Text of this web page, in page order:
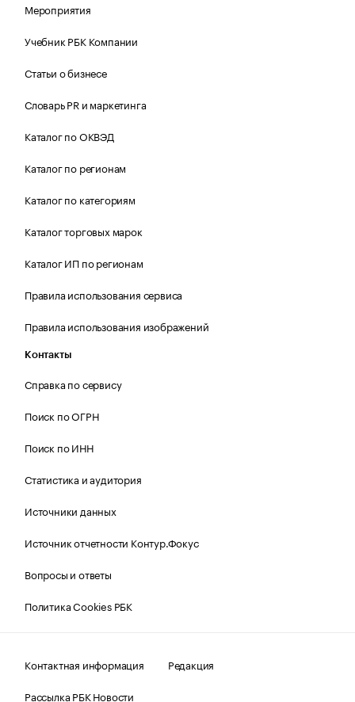
Мероприятия
Учебник РБК Компании
Статьи о бизнесе
Словарь PR и маркетинга
Каталог по ОКВЭД
Каталог по регионам
Каталог по категориям
Каталог торговых марок
Каталог ИП по регионам
Правила использования сервиса
Правила использования изображений
Контакты
Справка по сервису
Поиск по ОГРН
Поиск по ИНН
Статистика и аудитория
Источники данных
Источник отчетности Контур.Фокус
Вопросы и ответы
Политика Cookies РБК
Контактная информация
Редакция
Рассылка РБК Новости